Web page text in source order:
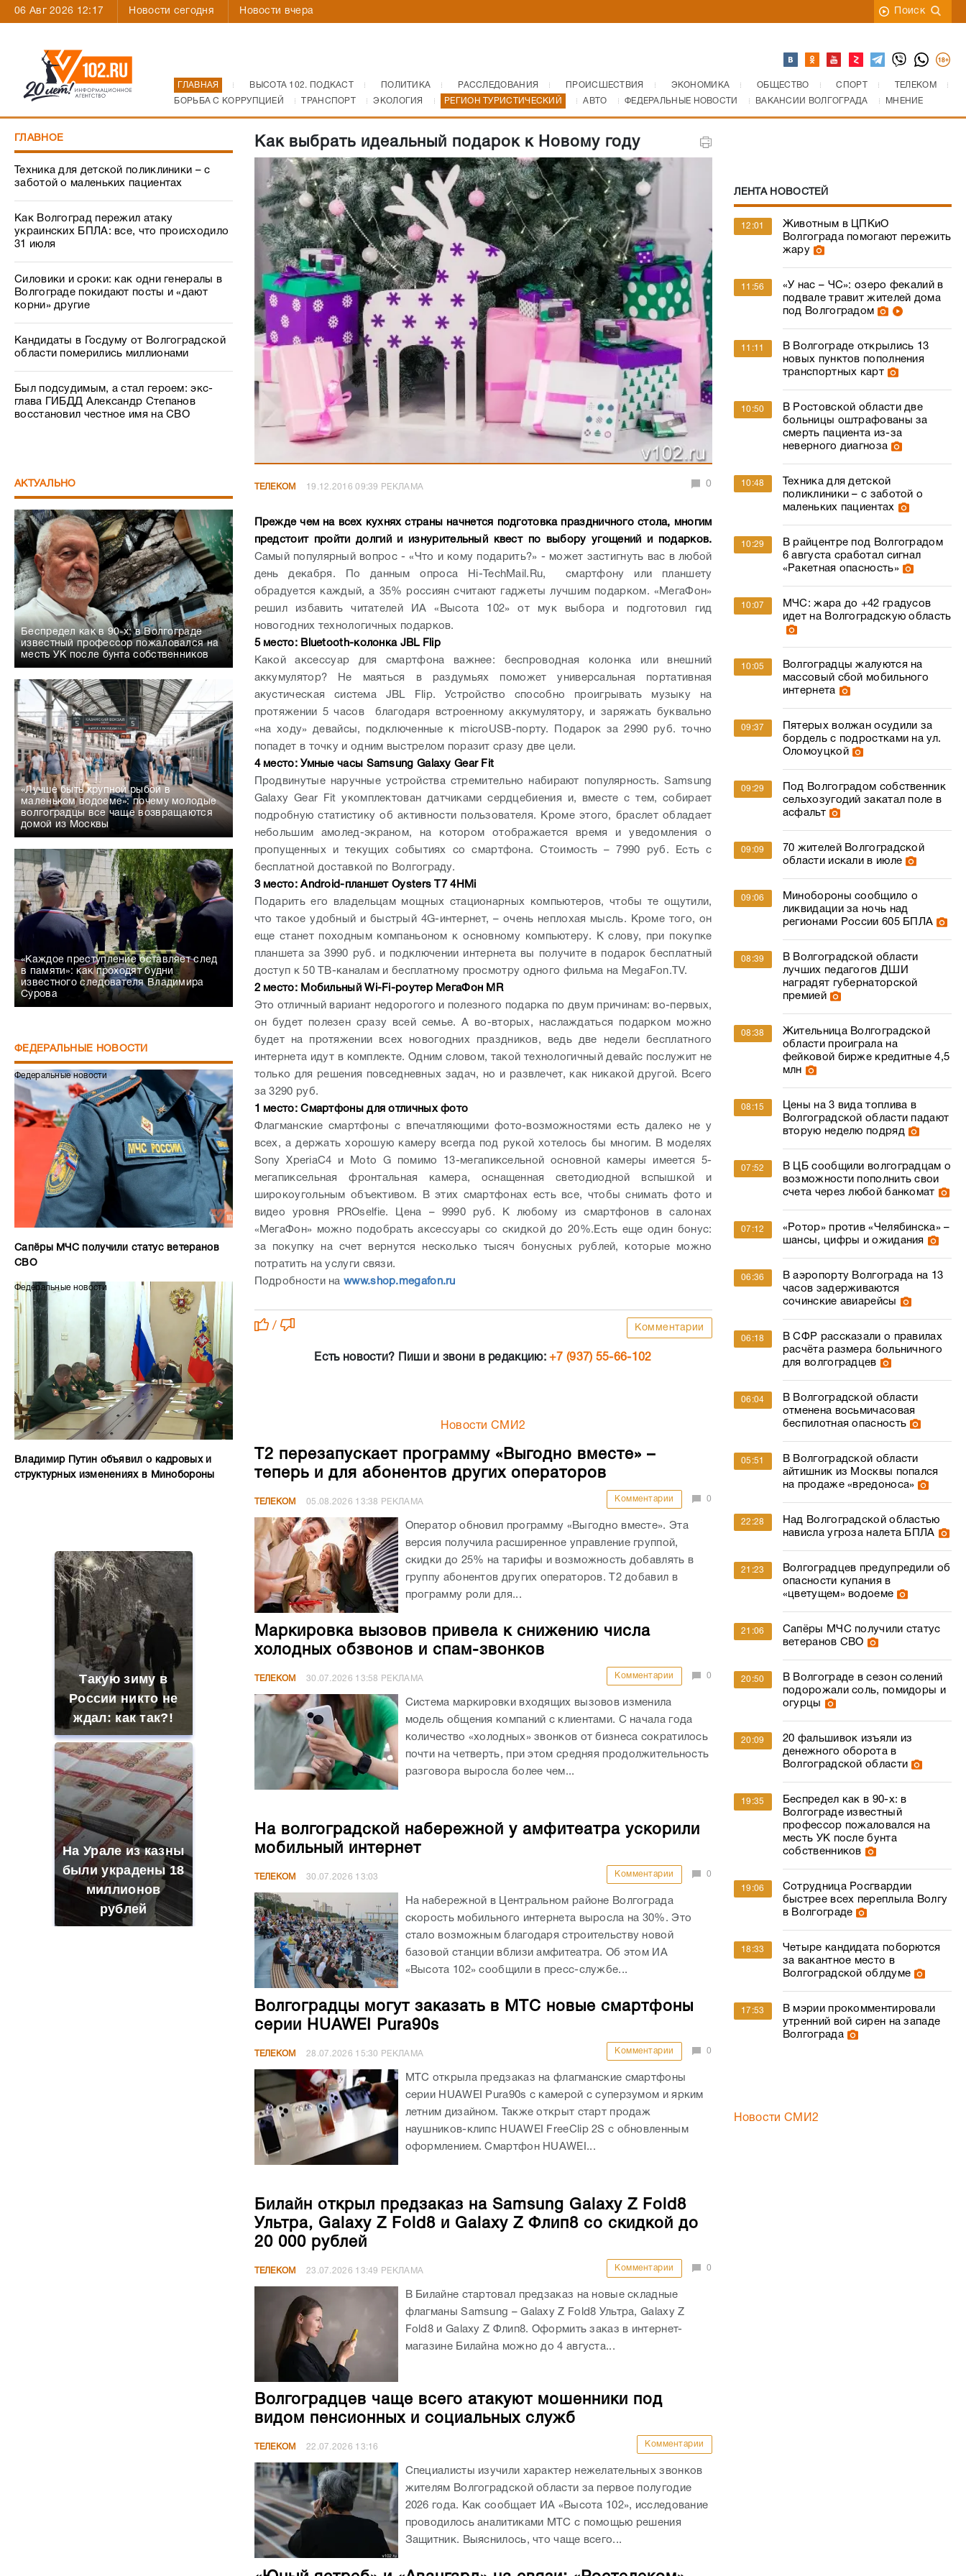
06 Авг 2026 12:17 Новости сегодня Новости вчера Поиск
ГЛАВНАЯ ВЫСОТА 102. ПОДКАСТ ПОЛИТИКА РАССЛЕДОВАНИЯ ПРОИСШЕСТВИЯ ЭКОНОМИКА ОБЩЕСТВО СПОРТ
ТЕЛЕКОМ
БОРЬБА С КОРРУПЦИЕЙ
ТРАНСПОРТ ЭКОЛОГИЯ РЕГИОН ТУРИСТИЧЕСКИЙ АВТО ФЕДЕРАЛЬНЫЕ НОВОСТИ ВАКАНСИИ ВОЛГОГРАДА МНЕНИЕ
ГЛАВНОЕ
Техника для детской поликлиники – с
заботой о маленьких пациентах
Как Волгоград пережил атаку
украинских БПЛА: все, что происходило
31 июля
Силовики и сроки: как одни генералы в
Волгограде покидают посты и «дают
корни» другие
Кандидаты в Госдуму от Волгоградской
области померились миллионами
Был подсудимым, а стал героем: экс-
глава ГИБДД Александр Степанов
восстановил честное имя на СВО
АКТУАЛЬНО
Беспредел как в 90-х: в Волгограде
известный профессор пожаловался на
месть УК после бунта собственников
«Лучше быть крупной рыбой в
маленьком водоеме»: почему молодые
волгоградцы все чаще возвращаются
домой из Москвы
«Каждое преступление оставляет след
в памяти»: как проходят будни
известного следователя Владимира
Сурова
ФЕДЕРАЛЬНЫЕ НОВОСТИ
Федеральные новости
Сапёры МЧС получили статус ветеранов
СВО
Федеральные новости
Владимир Путин объявил о кадровых и
структурных изменениях в Минобороны
Такую зиму в
России никто не
ждал: как так?!
На Урале из казны
были украдены 18
миллионов
рублей
Как выбрать идеальный подарок к Новому году
ТЕЛЕКОМ 19.12.2016 09:39 РЕКЛАМА 0
Прежде чем на всех кухнях страны начнется подготовка праздничного стола, многим
предстоит пройти долгий и изнурительный квест по выбору угощений и подарков.
Самый популярный вопрос - «Что и кому подарить?» - может застигнуть вас в любой
день декабря. По данным опроса Hi-TechMail.Ru, смартфону или планшету
обрадуется каждый, а 35% россиян считают гаджеты лучшим подарком. «МегаФон»
решил избавить читателей ИА «Высота 102» от мук выбора и подготовил гид
новогодних технологичных подарков.
5 место: Bluetooth-колонка JBL Flip
Какой аксессуар для смартфона важнее: беспроводная колонка или внешний
аккумулятор? Не маяться в раздумьях поможет универсальная портативная
акустическая система JBL Flip. Устройство способно проигрывать музыку на
протяжении 5 часов благодаря встроенному аккумулятору, и заряжать буквально
«на ходу» девайсы, подключенные к microUSB-порту. Подарок за 2990 руб. точно
попадет в точку и одним выстрелом поразит сразу две цели.
4 место: Умные часы Samsung Galaxy Gear Fit
Продвинутые наручные устройства стремительно набирают популярность. Samsung
Galaxy Gear Fit укомплектован датчиками сердцебиения и, вместе с тем, собирает
подробную статистику об активности пользователя. Кроме этого, браслет обладает
небольшим амолед-экраном, на котором отображается время и уведомления о
пропущенных и текущих событиях со смартфона. Стоимость – 7990 руб. Есть с
бесплатной доставкой по Волгограду.
3 место: Android-планшет Oysters T7 4HMi
Подарить его владельцам мощных стационарных компьютеров, чтобы те ощутили,
что такое удобный и быстрый 4G-интернет, – очень неплохая мысль. Кроме того, он
еще станет походным компаньоном к основному компьютеру. К слову, при покупке
планшета за 3990 руб. и подключении интернета вы получите в подарок бесплатный
доступ к 50 ТВ-каналам и бесплатному просмотру одного фильма на MegaFon.TV.
2 место: Мобильный Wi-Fi-роутер МегаФон MR
Это отличный вариант недорогого и полезного подарка по двум причинам: во-первых,
он будет полезен сразу всей семье. А во-вторых, наслаждаться подарком можно
будет на протяжении всех новогодних праздников, ведь две недели бесплатного
интернета идут в комплекте. Одним словом, такой технологичный девайс послужит не
только для решения повседневных задач, но и развлечет, как никакой другой. Всего
за 3290 руб.
1 место: Смартфоны для отличных фото
Флагманские смартфоны с впечатляющими фото-возможностями есть далеко не у
всех, а держать хорошую камеру всегда под рукой хотелось бы многим. В моделях
Sony XperiaC4 и Moto G помимо 13-мегапиксельной основной камеры имеется 5-
мегапиксельная фронтальная камера, оснащенная светодиодной вспышкой и
широкоугольным объективом. В этих смартфонах есть все, чтобы снимать фото и
видео уровня PROselfie. Цена – 9990 руб. К любому из смартфонов в салонах
«МегаФон» можно подобрать аксессуары со скидкой до 20%.Есть еще один бонус:
за покупку на счет вернутся несколько тысяч бонусных рублей, которые можно
потратить на услуги связи.
Подробности на www.shop.megafon.ru
/ Комментарии
Есть новости? Пиши и звони в редакцию:+7 (937) 55-66-102
Новости СМИ2
Т2 перезапускает программу «Выгодно вместе» –
теперь и для абонентов других операторов
ТЕЛЕКОМ 05.08.2026 13:38 РЕКЛАМА Комментарии 0
Оператор обновил программу «Выгодно вместе». Эта
версия получила расширенное управление группой,
скидки до 25% на тарифы и возможность добавлять в
группу абонентов других операторов. Т2 добавил в
программу роли для...
Маркировка вызовов привела к снижению числа
холодных обзвонов и спам-звонков
ТЕЛЕКОМ 30.07.2026 13:58 РЕКЛАМА Комментарии 0
Система маркировки входящих вызовов изменила
модель общения компаний с клиентами. С начала года
количество «холодных» звонков от бизнеса сократилось
почти на четверть, при этом средняя продолжительность
разговора выросла более чем...
На волгоградской набережной у амфитеатра ускорили
мобильный интернет
ТЕЛЕКОМ 30.07.2026 13:03 Комментарии 0
На набережной в Центральном районе Волгограда
скорость мобильного интернета выросла на 30%. Это
стало возможным благодаря строительству новой
базовой станции вблизи амфитеатра. Об этом ИА
«Высота 102» сообщили в пресс-службе...
Волгоградцы могут заказать в МТС новые смартфоны
серии HUAWEI Pura90s
ТЕЛЕКОМ 28.07.2026 15:30 РЕКЛАМА Комментарии 0
МТС открыла предзаказ на флагманские смартфоны
серии HUAWEI Pura90s с камерой с суперзумом и ярким
летним дизайном. Также открыт старт продаж
наушников-клипс HUAWEI FreeClip 2S с обновленным
оформлением. Смартфон HUAWEI...
Билайн открыл предзаказ на Samsung Galaxy Z Fold8
Ультра, Galaxy Z Fold8 и Galaxy Z Флип8 со скидкой до
20 000 рублей
ТЕЛЕКОМ 23.07.2026 13:49 РЕКЛАМА Комментарии 0
В Билайне стартовал предзаказ на новые складные
флагманы Samsung – Galaxy Z Fold8 Ультра, Galaxy Z
Fold8 и Galaxy Z Флип8. Оформить заказ в интернет-
магазине Билайна можно до 4 августа...
Волгоградцев чаще всего атакуют мошенники под
видом пенсионных и социальных служб
ТЕЛЕКОМ 22.07.2026 13:16 Комментарии
Специалисты изучили характер нежелательных звонков
жителям Волгоградской области за первое полугодие
2026 года. Как сообщает ИА «Высота 102», исследование
проводилось аналитиками МТС с помощью решения
Защитник. Выяснилось, что чаще всего...
ЛЕНТА НОВОСТЕЙ
12:01
Животным в ЦПКиО
Волгограда помогают пережить
жару
11:56
«У нас – ЧС»: озеро фекалий в
подвале травит жителей дома
под Волгоградом
11:11
В Волгограде открылись 13
новых пунктов пополнения
транспортных карт
10:50
В Ростовской области две
больницы оштрафованы за
смерть пациента из-за
неверного диагноза
10:48
Техника для детской
поликлиники – с заботой о
маленьких пациентах
10:29
В райцентре под Волгоградом
6 августа сработал сигнал
«Ракетная опасность»
10:07
МЧС: жара до +42 градусов
идет на Волгоградскую область
10:05
Волгоградцы жалуются на
массовый сбой мобильного
интернета
09:37
Пятерых волжан осудили за
бордель с подростками на ул.
Оломоуцкой
09:29
Под Волгоградом собственник
сельхозугодий закатал поле в
асфальт
09:09
70 жителей Волгоградской
области искали в июле
09:06
Минобороны сообщило о
ликвидации за ночь над
регионами России 605 БПЛА
08:39
В Волгоградской области
лучших педагогов ДШИ
наградят губернаторской
премией
08:38
Жительница Волгоградской
области проиграла на
фейковой бирже кредитные 4,5
млн
08:15
Цены на 3 вида топлива в
Волгоградской области падают
вторую неделю подряд
07:52
В ЦБ сообщили волгоградцам о
возможности пополнить свои
счета через любой банкомат
07:12
«Ротор» против «Челябинска» –
шансы, цифры и ожидания
06:36
В аэропорту Волгограда на 13
часов задерживаются
сочинские авиарейсы
06:18
В СФР рассказали о правилах
расчёта размера больничного
для волгоградцев
06:04
В Волгоградской области
отменена восьмичасовая
беспилотная опасность
05:51
В Волгоградской области
айтишник из Москвы попался
на продаже «вредоноса»
22:28
Над Волгоградской областью
нависла угроза налета БПЛА
21:23
Волгоградцев предупредили об
опасности купания в
«цветущем» водоеме
21:06
Сапёры МЧС получили статус
ветеранов СВО
20:50
В Волгограде в сезон солений
подорожали соль, помидоры и
огурцы
20:09
20 фальшивок изъяли из
денежного оборота в
Волгоградской области
19:35
Беспредел как в 90-х: в
Волгограде известный
профессор пожаловался на
месть УК после бунта
собственников
19:06
Сотрудница Росгвардии
быстрее всех переплыла Волгу
в Волгограде
18:33
Четыре кандидата поборются
за вакантное место в
Волгоградской облдуме
17:53
В мэрии прокомментировали
утренний вой сирен на западе
Волгограда
Новости СМИ2